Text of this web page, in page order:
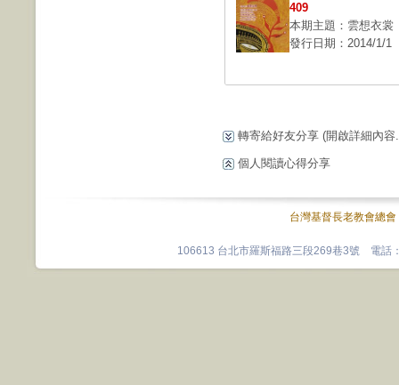
409
本期主題：雲想衣裳
發行日期：2014/1/1
轉寄給好友分享 (開啟詳細內容
個人閱讀心得分享
台灣基督長老教會總會
106613 台北市羅斯福路三段269巷3號 電